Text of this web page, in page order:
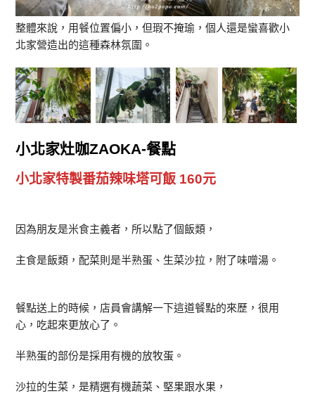
整體來說，用餐位置偏小，但瑕不掩瑜，個人還是蠻喜歡小
北家營造出的這種森林氛圍。
小北家灶咖ZAOKA-餐點
小北家特製番茄辣味塔可飯 160元
因為朋友是米食主義者，所以點了個飯類，
主食是飯類，配菜則是半熟蛋、生菜沙拉，附了味噌湯。
餐點送上的時候，店員會講解一下這道餐點的來歷，很用
心，吃起來更放心了。
半熟蛋的部份是採用有機的放牧蛋。
沙拉的生菜，是精選有機蔬菜、堅果跟水果，